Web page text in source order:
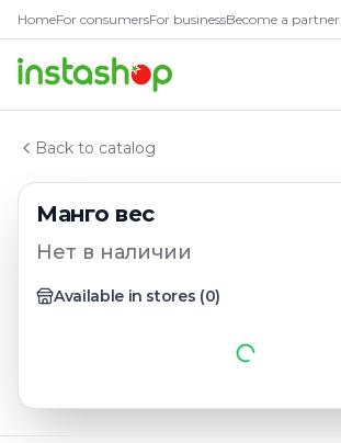
HomeFor consumersFor businessBecome a partner
Back to catalog
Манго вес
Нет в наличии
Available in stores (0)
Главная
Каталог
Фрукты, ягоды
Манго вес